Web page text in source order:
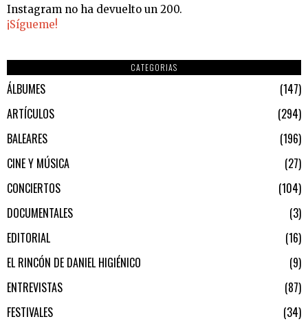
Instagram no ha devuelto un 200.
¡Sígueme!
CATEGORIAS
ÁLBUMES
147
ARTÍCULOS
294
BALEARES
196
CINE Y MÚSICA
27
CONCIERTOS
104
DOCUMENTALES
3
EDITORIAL
16
EL RINCÓN DE DANIEL HIGIÉNICO
9
ENTREVISTAS
87
FESTIVALES
34